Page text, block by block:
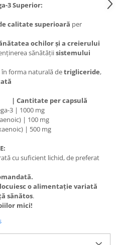
3 Superior:
calitate superioară per
ochilor și a creierului
sănătățiisistemului
în forma naturală detrigliceride,
| Cantitate per capsulă
3 | 1000 mg
| 100 mg
| 500 mg
cu suficient lichid, de preferat
o alimentație variată
sănătos.
mici!